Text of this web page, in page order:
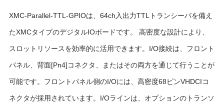
XMC-Parallel-TTL-GPIOは、64ch入出力TTLトランシーバを備え
たXMCタイプのデジタルIOボードです。 高密度な設計により、
スロットリソースを効率的に活用できます。I/O接続は、フロント
パネル、背面[Pn4]コネクタ、またはその両方を通じて行うことが
可能です。フロントパネル側のI/Oには、高密度68ピンVHDCIコ
ネクタが採用されています。I/Oラインは、オプションのトランソ